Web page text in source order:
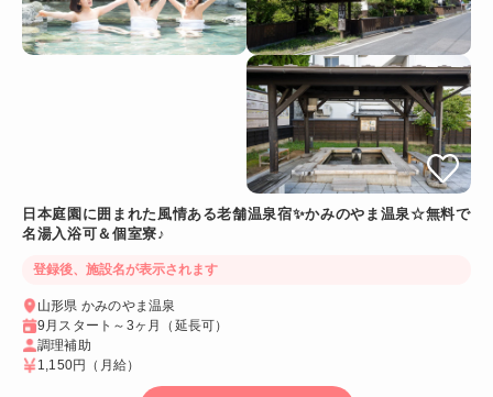
日本庭園に囲まれた風情ある老舗温泉宿✨かみのやま温泉☆無料で
名湯入浴可＆個室寮♪
登録後、施設名が表示されます
山形県 かみのやま温泉
9月スタート～3ヶ月（延長可）
調理補助
1,150円
（月給）